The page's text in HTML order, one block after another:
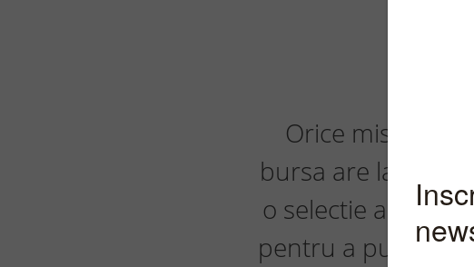
Orice miscare
bursa are la
o selectie a celor
pentru a putea